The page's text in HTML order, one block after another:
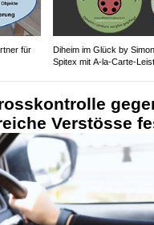
für
Diheim im Glück by
Spitex mit A-la-Carte-
Verstösse